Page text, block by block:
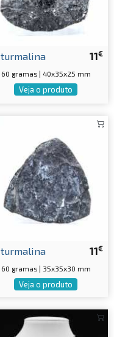
11€
turmalina
60 gramas | 40x35x25 mm
Veja o produto
11€
turmalina
60 gramas | 35x35x30 mm
Veja o produto